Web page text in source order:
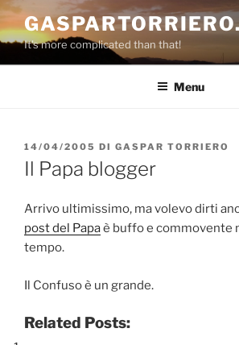
Salta
al
contenuto
It's more complicated than that!
Menu
PUBBLICATO
IL
14/04/2005 DI GASPAR TORRIERO
Il Papa blogger
Arrivo ultimissimo, ma volevo dirti
post del Papaè buffo e commovente
tempo.
Il Confuso è un grande.
Related Posts: